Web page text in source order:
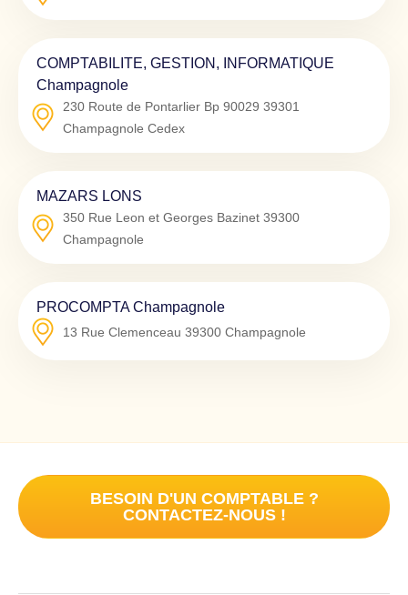
COMPTABILITE, GESTION, INFORMATIQUE
Champagnole
230 Route de Pontarlier Bp 90029 39301
Champagnole Cedex
MAZARS LONS
350 Rue Leon et Georges Bazinet 39300
Champagnole
PROCOMPTA Champagnole
13 Rue Clemenceau 39300 Champagnole
BESOIN D'UN COMPTABLE ?
CONTACTEZ-NOUS !